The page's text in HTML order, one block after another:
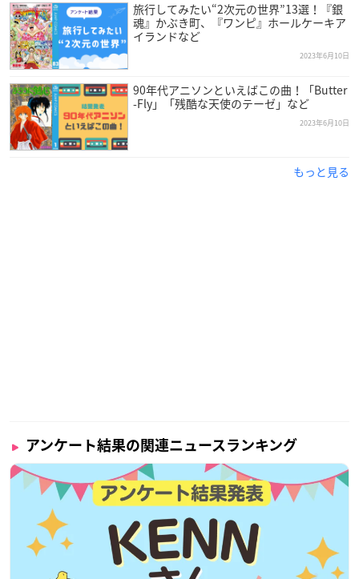
旅行してみたい“2次元の世界”13選！『銀
魂』かぶき町、『ワンピ』ホールケーキア
イランドなど
2023年6月10日
90年代アニソンといえばこの曲！「Butter
-Fly」「残酷な天使のテーゼ」など
2023年6月10日
もっと見る
アンケート結果の関連ニュースランキング